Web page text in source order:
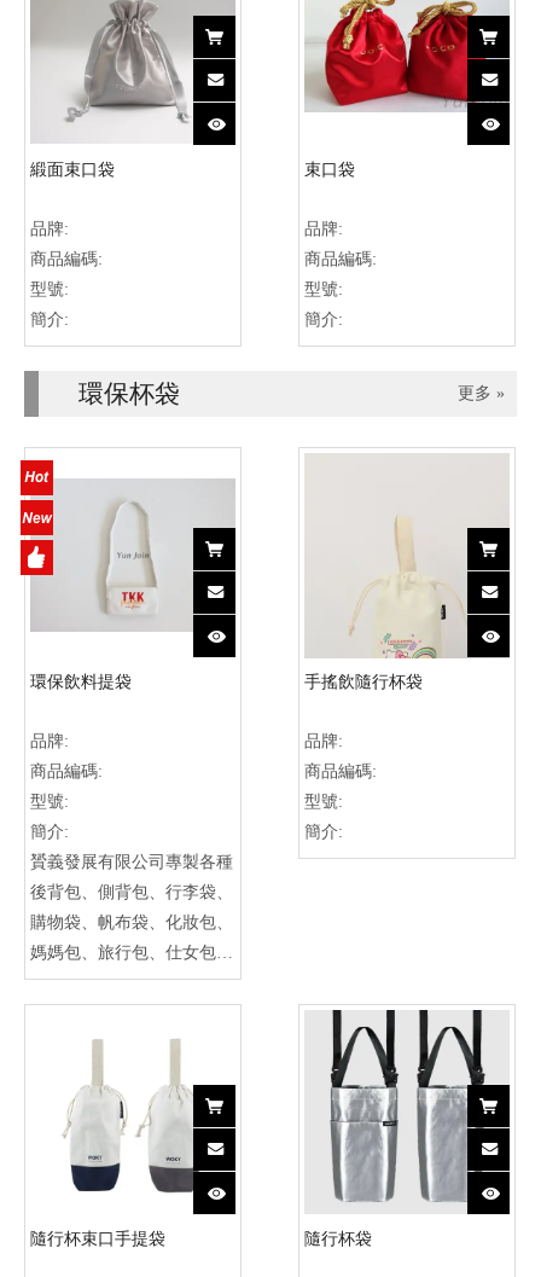
緞面束口袋
品牌:
商品編碼:
型號:
簡介:
束口袋
品牌:
商品編碼:
型號:
簡介:
環保杯袋 更多 »
環保飲料提袋
品牌:
商品編碼:
型號:
簡介:
贇義發展有限公司專製各種
後背包、側背包、行李袋、
購物袋、帆布袋、化妝包、
媽媽包、旅行包、仕女包、
手提包、公文包、不織布
袋、旅行袋、工具袋、女
工廠, 各式包款客製化生
產。
手搖飲隨行杯袋
品牌:
商品編碼:
型號:
簡介:
隨行杯束口手提袋 隨行杯袋